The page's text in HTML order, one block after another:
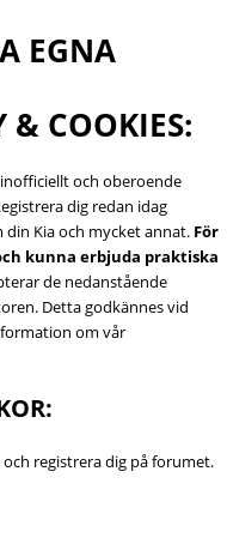
EGNA
& COOKIES:
och oberoende
dig redan idag
Kia och mycket annat. För
kunna erbjuda praktiska
de nedanstående
Detta godkännes vid
om vår
registrera dig på forumet.